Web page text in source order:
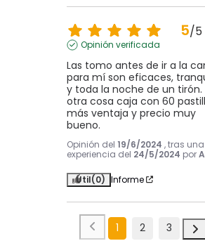
5/5
Opinión verificada
Las tomo antes de ir a la
para mí son eficaces,
y toda la noche de un tirón.
otra cosa caja con 60
más ventaja y precio muy
bueno.
Opinión del 19/6/2024 , tras una
experiencia del 24/5/2024 por
Útil(0) Informe
1 2 3